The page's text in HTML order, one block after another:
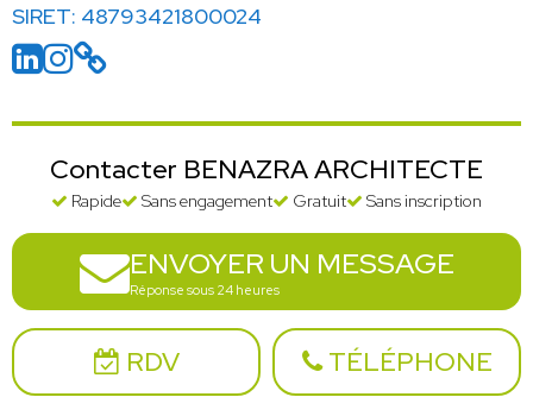
SIRET: 48793421800024
Contacter BENAZRA ARCHITECTE
Rapide Sans engagement Gratuit Sans inscription
ENVOYER UN MESSAGE
Réponse sous 24 heures
RDV TÉLÉPHONE